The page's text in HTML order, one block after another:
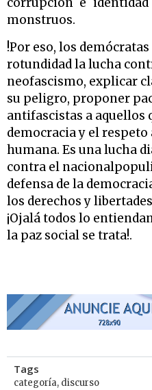
monstruos.
!Por eso, los
rotundidad la lucha
neofascismo, explicar
su peligro, proponer
antifascistas a aquellos
democracia y el
humana. Es una lucha
contra el
defensa de la
los derechos y
¡Ojalá todos lo
la paz social se trata!.
Tags
categoría, discurso